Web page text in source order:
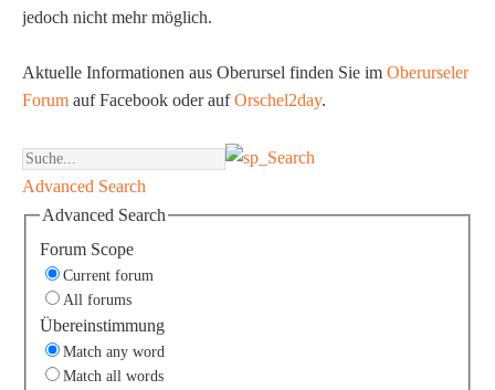
jedoch nicht mehr möglich.
Aktuelle Informationen aus Oberursel finden Sie im Oberurseler
Forum auf Facebook oder aufOrschel2day.
Advanced Search
Advanced Search
Forum Scope
Current forum
All forums
Übereinstimmung
Match any word
Match all words